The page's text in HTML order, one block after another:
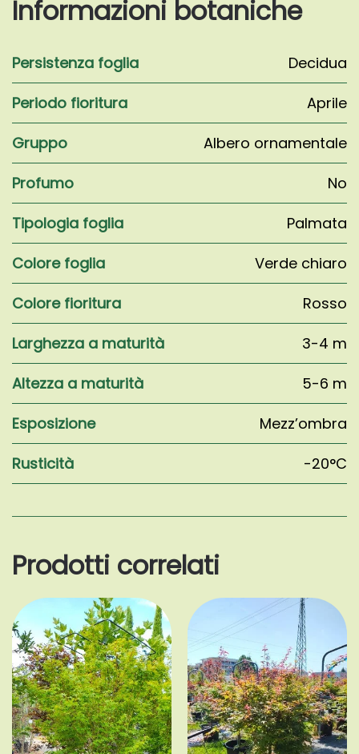
Informazioni botaniche
Persistenza foglia
Decidua
Periodo fioritura
Aprile
Gruppo
Albero ornamentale
Profumo
No
Tipologia foglia
Palmata
Colore foglia
Verde chiaro
Colore fioritura
Rosso
Larghezza a maturità
3-4 m
Altezza a maturità
5-6 m
Esposizione
Mezz’ombra
Rusticità
-20°C
Prodotti correlati